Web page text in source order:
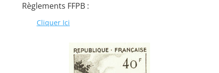
Règlements FFPB :
Cliquer Ici